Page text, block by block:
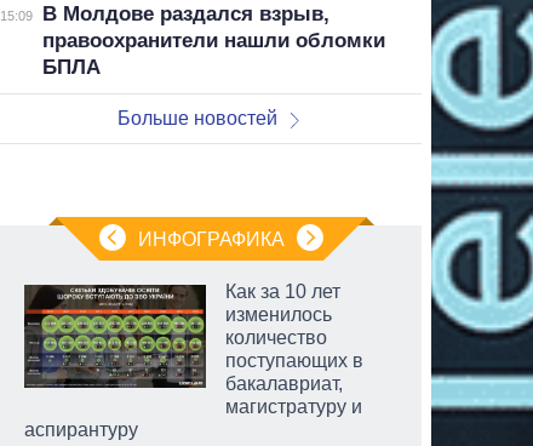
15:09
В Молдове раздался взрыв,
правоохранители нашли обломки
БПЛА
Больше новостей
ИНФОГРАФИКА
Как за 10 лет
изменилось
количество
поступающих в
бакалавриат,
магистратуру и
аспирантуру